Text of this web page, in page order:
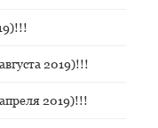
2019)!!!
2019)!!!